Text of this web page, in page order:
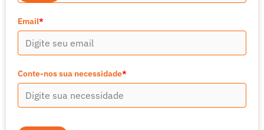
+55
Email*
Conte-nos sua necessidade*